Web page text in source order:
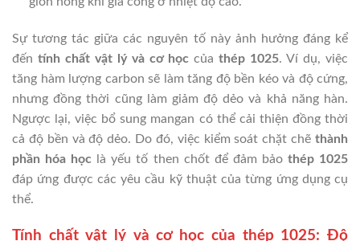
Sự tương tác giữa các nguyên tố này ảnh hưởng đáng kể
đến tính chất vật lý và cơ học củathép 1025. Ví dụ, việc
tăng hàm lượng carbon sẽ làm tăng độ bền kéo và độ cứng,
nhưng đồng thời cũng làm giảm độ dẻo và khả năng hàn.
Ngược lại, việc bổ sung mangan có thể cải thiện đồng thời
cả độ bền và độ dẻo. Do đó, việc kiểm soát chặt chẽ thành
phần hóa học là yếu tố then chốt để đảm bảo thép 1025
đáp ứng được các yêu cầu kỹ thuật của từng ứng dụng cụ
thể.
Tính chất vật lý và cơ học của thép 1025: Độ